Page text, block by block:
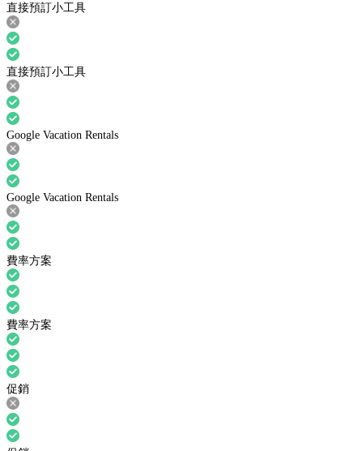
直接預訂小工具
直接預訂小工具
Google Vacation Rentals
Google Vacation Rentals
費率方案
費率方案
促銷